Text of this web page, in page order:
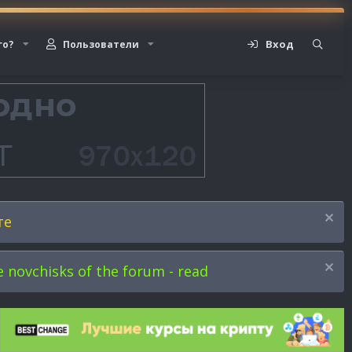
Пользователи Вход
of the forum - read